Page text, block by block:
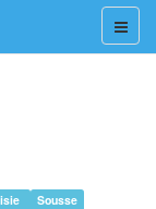
Sousse